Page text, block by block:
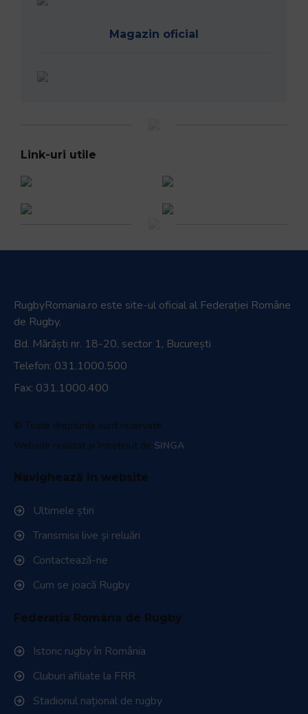
Magazin oficial
Link-uri utile
RugbyRomania.ro este site-ul oficial al Federației Române
de Rugby.
Bd. Mărăști nr. 18-20, sector 1, București
Telefon: 031.1000.500
Fax: 031.1000.400
© Toate drepturile sunt rezervate.
Website realizat și întreținut de SINGA
Navighează în website
Ultimele știri
Transmisii live și reluări
Contactează-ne
Cum se joacă Rugby
Federația Româna de Rugby
Istoric rugby în România
Cluburi afiliate la FRR
Stadionul național de rugby